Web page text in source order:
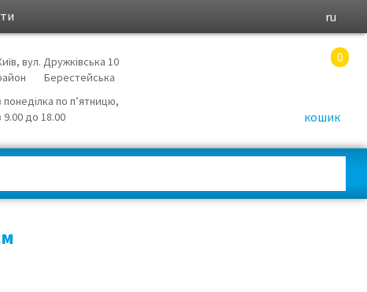
ru
вул. Дружківська 10
Берестейська
понеділка по п’ятницю,
9.00 до 18.00
0
кошик